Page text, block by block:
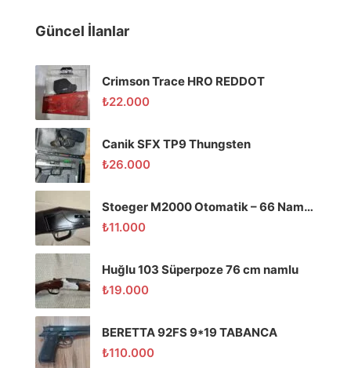
Güncel İlanlar
Crimson Trace HRO REDDOT
₺22.000
Canik SFX TP9 Thungsten
₺26.000
Stoeger M2000 Otomatik – 66 Namlu – Temiz
₺11.000
Huğlu 103 Süperpoze 76 cm namlu
₺19.000
BERETTA 92FS 9*19 TABANCA
₺110.000